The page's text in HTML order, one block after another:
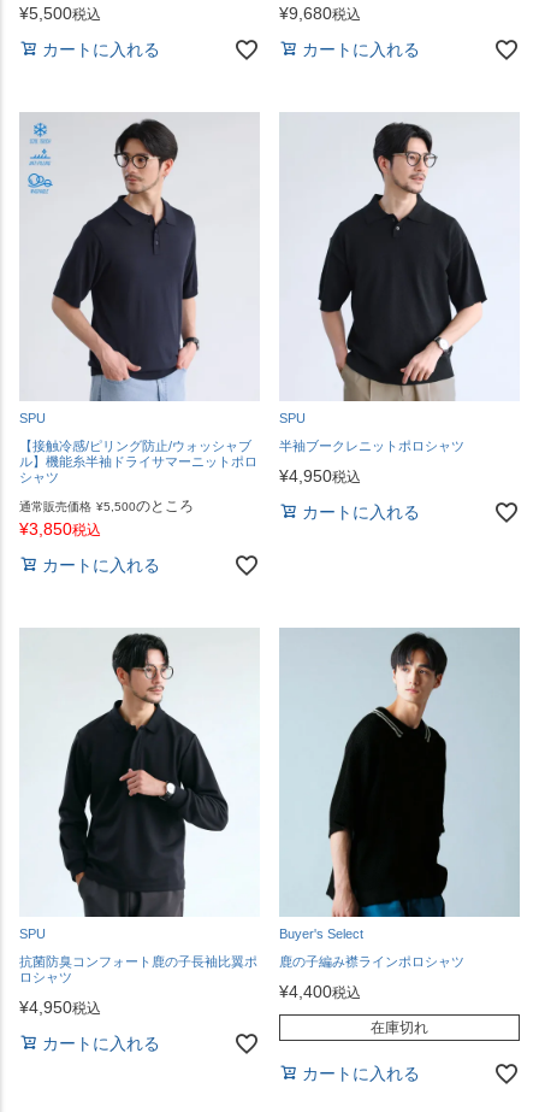
¥5,500税込
カートに入れる
¥9,680税込
カートに入れる
SPU
【接触冷感/ピリング防止/ウォッシャブ
ル】機能糸半袖ドライサマーニットポロ
シャツ
通常販売価格 ¥5,500のところ
¥3,850税込
カートに入れる
SPU
半袖ブークレニットポロシャツ
¥4,950税込
カートに入れる
SPU
抗菌防臭コンフォート鹿の子長袖比翼ポ
ロシャツ
¥4,950税込
カートに入れる
Buyer's Select
鹿の子編み襟ラインポロシャツ
¥4,400税込
在庫切れ
カートに入れる